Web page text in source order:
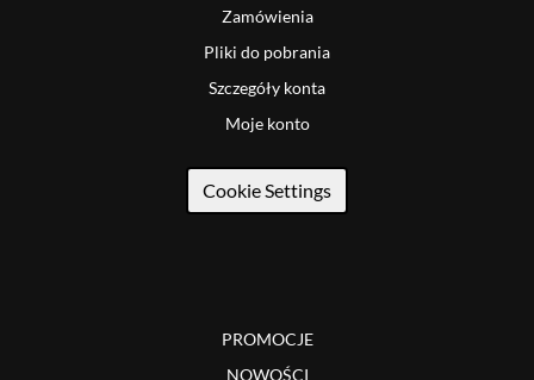
Zamówienia
Pliki do pobrania
Szczegóły konta
Moje konto
Cookie Settings
PROMOCJE
NOWOŚCI